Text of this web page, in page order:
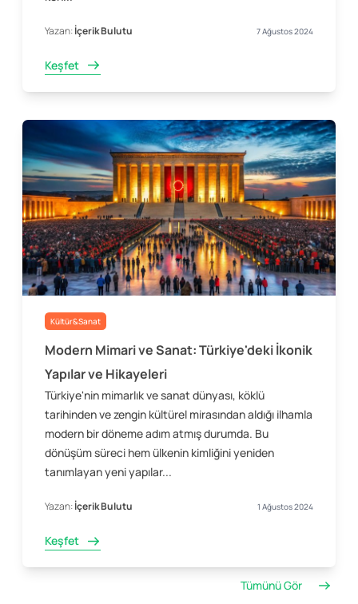
Yazan:İçerik Bulutu 7 Ağustos 2024
Keşfet
Kültür&Sanat
Modern Mimari ve Sanat: Türkiye'deki İkonik
Yapılar ve Hikayeleri
Türkiye'nin mimarlık ve sanat dünyası, köklü
tarihinden ve zengin kültürel mirasından aldığı ilhamla
modern bir döneme adım atmış durumda. Bu
dönüşüm süreci hem ülkenin kimliğini yeniden
tanımlayan yeni yapılar...
Yazan:İçerik Bulutu 1 Ağustos 2024
Keşfet
Tümünü Gör